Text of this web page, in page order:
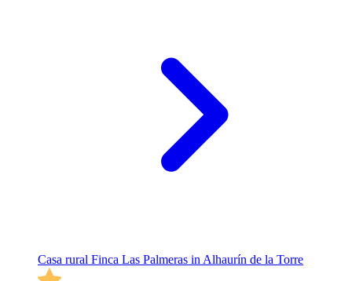
Casa rural Finca Las Palmeras in Alhaurín de la Torre